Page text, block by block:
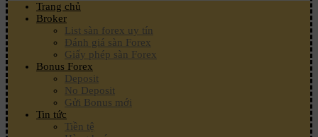
Trang chủ
Broker
List sàn forex uy tín
Đánh giá sàn Forex
Giấy phép sàn Forex
Bonus Forex
Deposit
No Deposit
Gửi Bonus mới
Tin tức
Tiền tệ